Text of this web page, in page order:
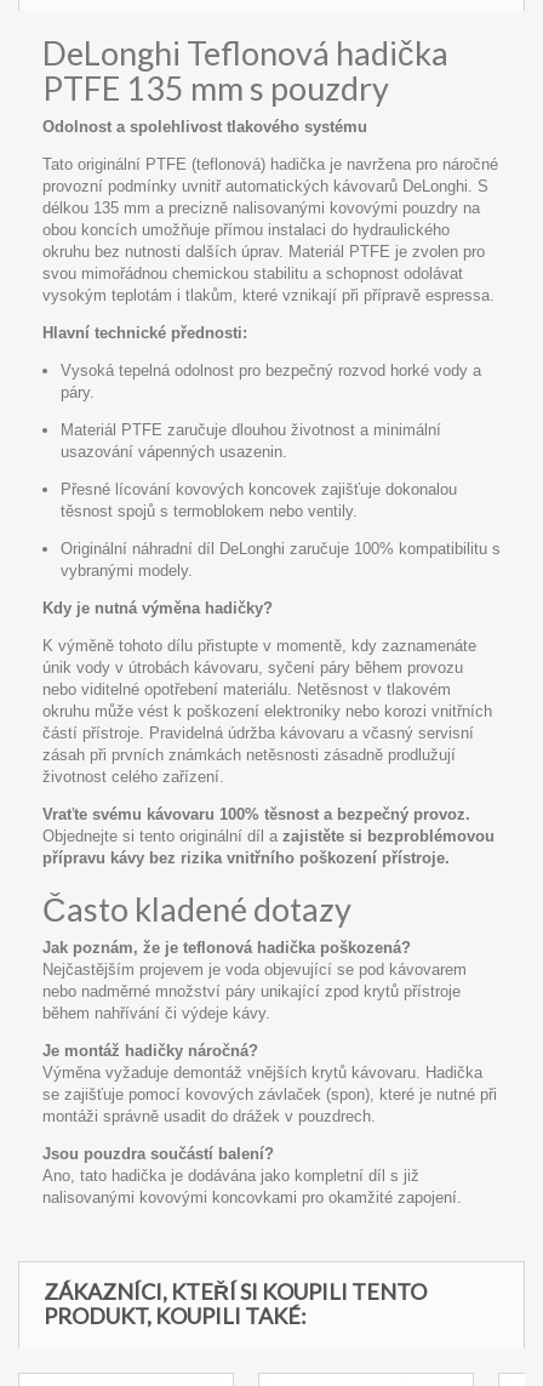
DeLonghi Teflonová hadička
PTFE 135 mm s pouzdry
Odolnost a spolehlivost tlakového systému
Tato originální PTFE (teflonová) hadička je navržena pro náročné
provozní podmínky uvnitř automatických kávovarů DeLonghi. S
délkou 135 mm a precizně nalisovanými kovovými pouzdry na
obou koncích umožňuje přímou instalaci do hydraulického
okruhu bez nutnosti dalších úprav. Materiál PTFE je zvolen pro
svou mimořádnou chemickou stabilitu a schopnost odolávat
vysokým teplotám i tlakům, které vznikají při přípravě espressa.
Hlavní technické přednosti:
Vysoká tepelná odolnost pro bezpečný rozvod horké vody a
páry.
Materiál PTFE zaručuje dlouhou životnost a minimální
usazování vápenných usazenin.
Přesné lícování kovových koncovek zajišťuje dokonalou
těsnost spojů s termoblokem nebo ventily.
Originální náhradní díl DeLonghi zaručuje 100% kompatibilitu s
vybranými modely.
Kdy je nutná výměna hadičky?
K výměně tohoto dílu přistupte v momentě, kdy zaznamenáte
únik vody v útrobách kávovaru, syčení páry během provozu
nebo viditelné opotřebení materiálu. Netěsnost v tlakovém
okruhu může vést k poškození elektroniky nebo korozi vnitřních
částí přístroje. Pravidelná údržba kávovaru a včasný servisní
zásah při prvních známkách netěsnosti zásadně prodlužují
životnost celého zařízení.
Vraťte svému kávovaru 100% těsnost a bezpečný provoz.
Objednejte si tento originální díl a zajistěte si bezproblémovou
přípravu kávy bez rizika vnitřního poškození přístroje.
Často kladené dotazy
Jak poznám, že je teflonová hadička poškozená?
Nejčastějším projevem je voda objevující se pod kávovarem
nebo nadměrné množství páry unikající zpod krytů přístroje
během nahřívání či výdeje kávy.
Je montáž hadičky náročná?
Výměna vyžaduje demontáž vnějších krytů kávovaru. Hadička
se zajišťuje pomocí kovových závlaček (spon), které je nutné při
montáži správně usadit do drážek v pouzdrech.
Jsou pouzdra součástí balení?
Ano, tato hadička je dodávána jako kompletní díl s již
nalisovanými kovovými koncovkami pro okamžité zapojení.
ZÁKAZNÍCI, KTEŘÍ SI KOUPILI TENTO
PRODUKT, KOUPILI TAKÉ: